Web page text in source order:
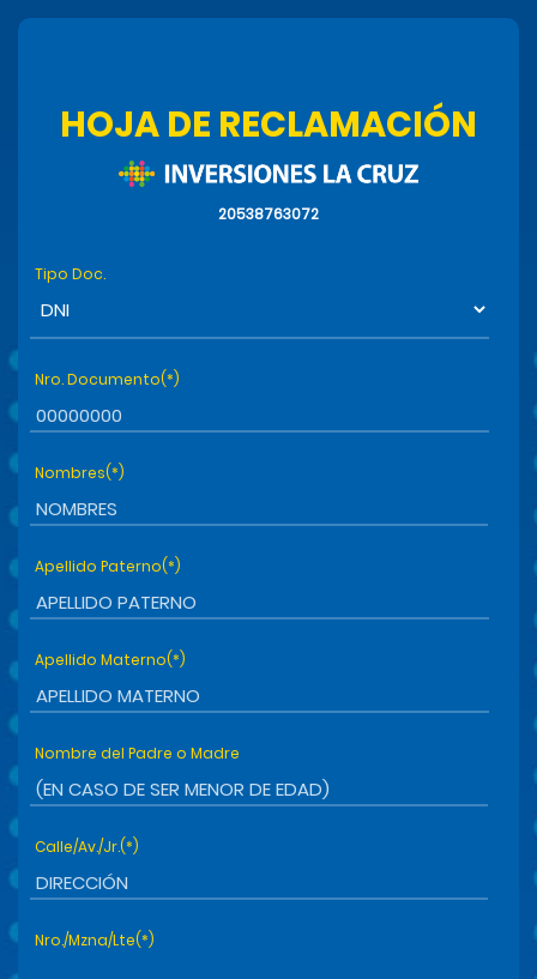
HOJA DE RECLAMACIÓN
20538763072
Tipo Doc.
Nro. Documento(*)
Nombres(*)
Apellido Paterno(*)
Apellido Materno(*)
Nombre del Padre o Madre
Calle/Av./Jr.(*)
Nro./Mzna/Lte(*)